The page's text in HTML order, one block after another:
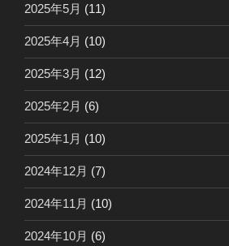
2025年5月 (11)
2025年4月 (10)
2025年3月 (12)
2025年2月 (6)
2025年1月 (10)
2024年12月 (7)
2024年11月 (10)
2024年10月 (6)